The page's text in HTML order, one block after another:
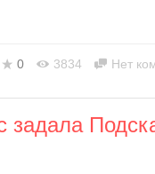
0 3834 Нет